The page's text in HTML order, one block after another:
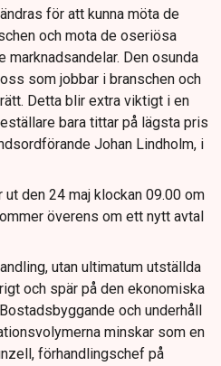
för att kunna möta de
och mota de oseriösa
Den osunda
som jobbar i branschen och
Detta blir extra viktigt i en
bara tittar på lägsta pris
Johan Lindholm, i
den 24 maj klockan 09.00 om
överens om ett nytt avtal
utan ultimatum utställda
och spär på den ekonomiska
och underhåll
minskar som en
förhandlingschef på